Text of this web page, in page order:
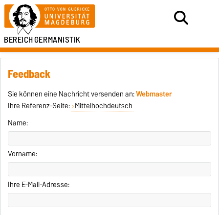
BEREICHGERMANISTIK
Feedback
Sie können eine Nachricht versenden an:Webmaster
Ihre Referenz-Seite: Mittelhochdeutsch
Name:
Vorname:
Ihre E-Mail-Adresse: